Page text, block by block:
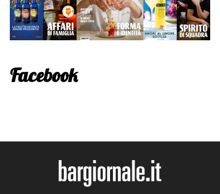
Facebook